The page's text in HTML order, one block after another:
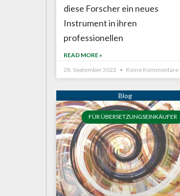
diese Forscher ein neues
Instrument in ihren
professionellen
READ MORE »
28. September 2022
Keine Kommentare
FÜR ÜBERSETZUNGSEINKÄUFER